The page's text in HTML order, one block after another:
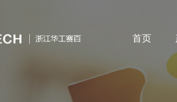
首页
智能产线及装备